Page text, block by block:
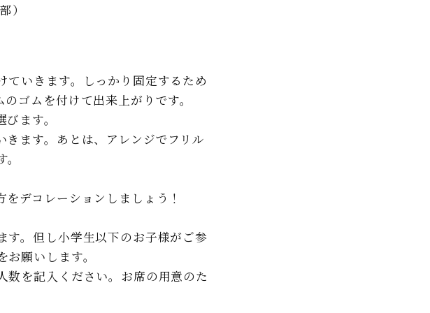
）
いきます。しっかり固定するため
ゴムを付けて出来上がりです。
ます。
ます。あとは、アレンジでフリル
デコレーションしましょう！
。但し小学生以下のお子様がご参
願いします。
を記入ください。お席の用意のた